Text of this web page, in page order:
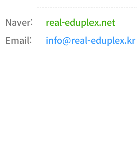
Naver:
real-eduplex.net
Email:
info@real-eduplex.kr